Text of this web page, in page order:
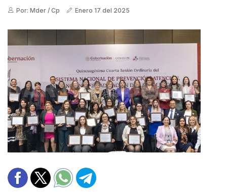
Por: Mder / Cp Enero 17 del 2025